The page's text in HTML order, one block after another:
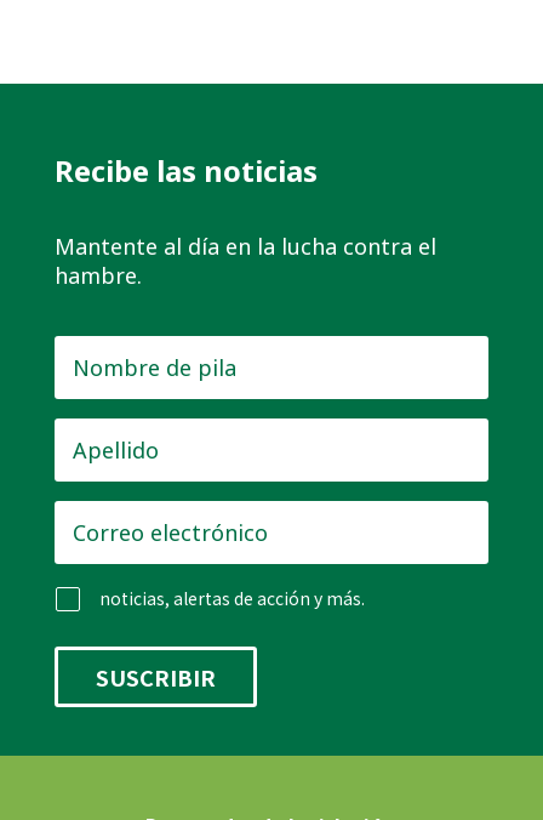
Recibe las noticias
Mantente al día en la lucha contra el
hambre.
de
pila *
electrónico *
noticias, alertas de acción y más.